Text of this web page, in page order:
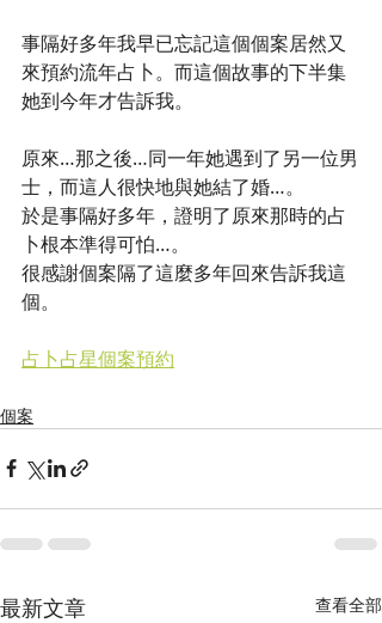
事隔好多年我早已忘記這個個案居然又
來預約流年占卜。而這個故事的下半集
她到今年才告訴我。
原來…那之後…同一年她遇到了另一位男
士，而這人很快地與她結了婚…。
於是事隔好多年，證明了原來那時的占
卜根本準得可怕…。
很感謝個案隔了這麼多年回來告訴我這
個。
占卜占星個案預約
個案
最新文章 查看全部